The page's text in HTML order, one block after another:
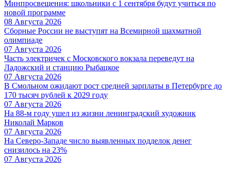
Минпросвещения: школьники с 1 сентября будут учиться по
новой программе
08 Августа 2026
Сборные России не выступят на Всемирной шахматной
олимпиаде
07 Августа 2026
Часть электричек с Московского вокзала переведут на
Ладожский и станцию Рыбацкое
07 Августа 2026
В Смольном ожидают рост средней зарплаты в Петербурге до
170 тысяч рублей к 2029 году
07 Августа 2026
На 88-м году ушел из жизни ленинградский художник
Николай Марков
07 Августа 2026
На Северо-Западе число выявленных подделок денег
снизилось на 23%
07 Августа 2026